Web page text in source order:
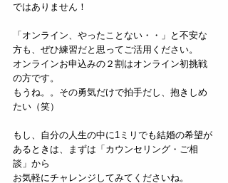
ではありません！
「オンライン、やったことない・・」と不安な
方も、ぜひ練習だと思ってご活用ください。
オンラインお申込みの２割はオンライン初挑戦
の方です。
もうね。。その勇気だけで拍手だし、抱きしめ
たい（笑）
もし、自分の人生の中に1ミリでも結婚の希望が
あるときは、まずは「カウンセリング・ご相
談」から
お気軽にチャレンジしてみてくださいね。